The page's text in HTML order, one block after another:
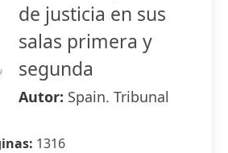
de justicia en sus
salas primera y
segunda
Autor: Spain. Tribunal
1316